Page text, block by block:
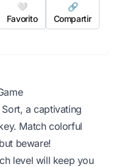
🤍
Favorito
🔗
Compartir
a captivating
Match colorful
beware!
level will keep you